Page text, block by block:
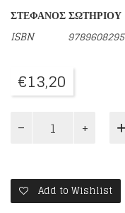
ΣΤΕΦΑΝΟΣ ΣΩΤΗΡΙΟΥ
ISBN
€13,20
«ΠΟΤΕ
ποσότητα
Add to Wishlist